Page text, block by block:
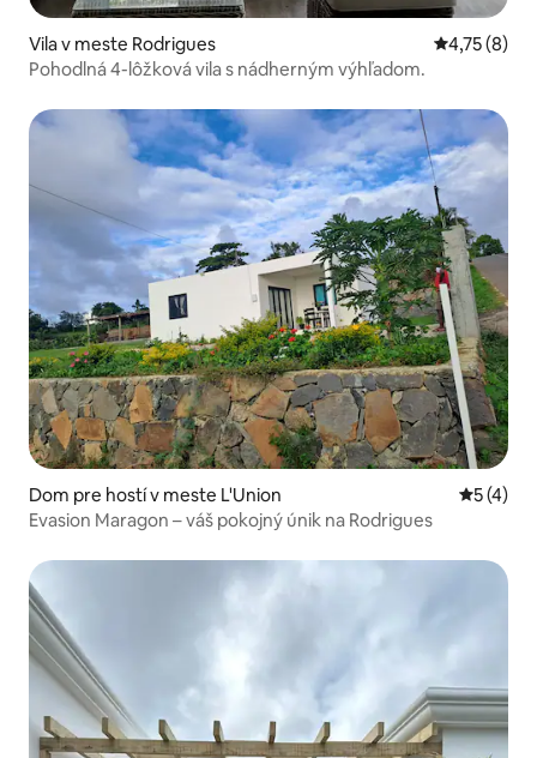
Vila v meste Rodrigues Priemerné
4,75 (8)
Pohodlná 4-lôžková vila s nádherným výhľadom.
Dom pre hostí v meste L'Union
5 (4)
Evasion Maragon – váš pokojný únik na Rodrigues